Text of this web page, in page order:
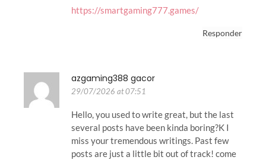
https://smartgaming777.games/
Responder
azgaming388 gacor
29/07/2026 at 07:51
Hello, you used to write great, but the last
several posts have been kinda boring?K I
miss your tremendous writings. Past few
posts are just a little bit out of track! come